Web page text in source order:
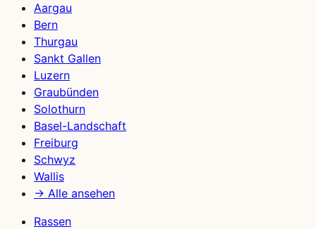
Aargau
Bern
Thurgau
Sankt Gallen
Luzern
Graubünden
Solothurn
Basel-Landschaft
Freiburg
Schwyz
Wallis
→ Alle ansehen
Rassen